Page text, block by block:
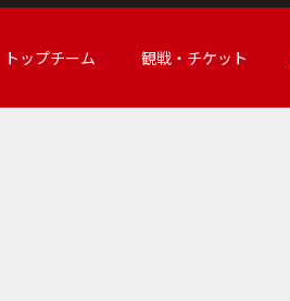
トップチーム 観戦・チケット